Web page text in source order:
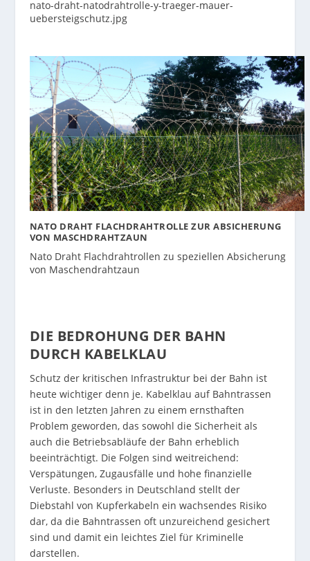
nato-draht-natodrahtrolle-y-traeger-mauer-
uebersteigschutz.jpg
NATO DRAHT FLACHDRAHTROLLE ZUR ABSICHERUNG
VON MASCHDRAHTZAUN
Nato Draht Flachdrahtrollen zu speziellen Absicherung
von Maschendrahtzaun
DIE BEDROHUNG DER BAHN
DURCH KABELKLAU
Schutz der kritischen Infrastruktur bei der Bahn ist
heute wichtiger denn je. Kabelklau auf Bahntrassen
ist in den letzten Jahren zu einem ernsthaften
Problem geworden, das sowohl die Sicherheit als
auch die Betriebsabläufe der Bahn erheblich
beeinträchtigt. Die Folgen sind weitreichend:
Verspätungen, Zugausfälle und hohe finanzielle
Verluste. Besonders in Deutschland stellt der
Diebstahl von Kupferkabeln ein wachsendes Risiko
dar, da die Bahntrassen oft unzureichend gesichert
sind und damit ein leichtes Ziel für Kriminelle
darstellen.